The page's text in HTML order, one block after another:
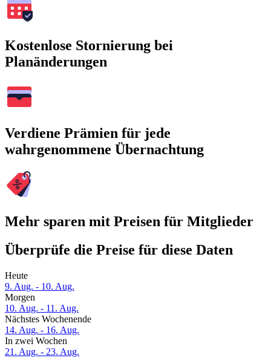
Kostenlose Stornierung bei
Planänderungen
Verdiene Prämien für jede
wahrgenommene Übernachtung
Mehr sparen mit Preisen für Mitglieder
Überprüfe die Preise für diese Daten
Heute
9. Aug. - 10. Aug.
Morgen
10. Aug. - 11. Aug.
Nächstes Wochenende
14. Aug. - 16. Aug.
In zwei Wochen
21. Aug. - 23. Aug.